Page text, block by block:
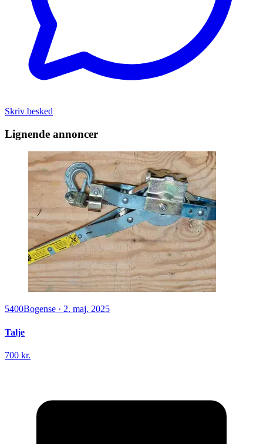
Skriv besked
Lignende annoncer
5400Bogense · 2. maj. 2025
Talje
700 kr.